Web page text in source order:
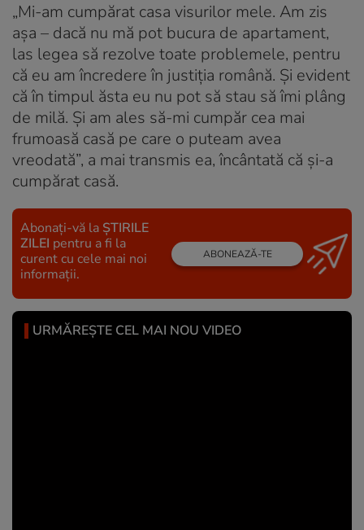
„Mi-am cumpărat casa visurilor mele. Am zis
așa – dacă nu mă pot bucura de apartament,
las legea să rezolve toate problemele, pentru
că eu am încredere în justiția română. Și evident
că în timpul ăsta eu nu pot să stau să îmi plâng
de milă. Și am ales să-mi cumpăr cea mai
frumoasă casă pe care o puteam avea
vreodată”, a mai transmis ea, încântată că și-a
cumpărat casă.
Abonați-vă la ȘTIRILE
ZILEI pentru a fi la
curent cu cele mai noi
informații.
ABONEAZĂ-TE
URMĂREȘTE CEL MAI NOU VIDEO